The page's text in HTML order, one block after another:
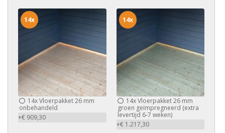
14xVloerpakket 26 mm
onbehandeld
+€ 909,30
14x
14xVloerpakket 26 mm
groen geïmpregneerd (extra
levertijd 6-7 weken)
+€ 1.217,30
14x